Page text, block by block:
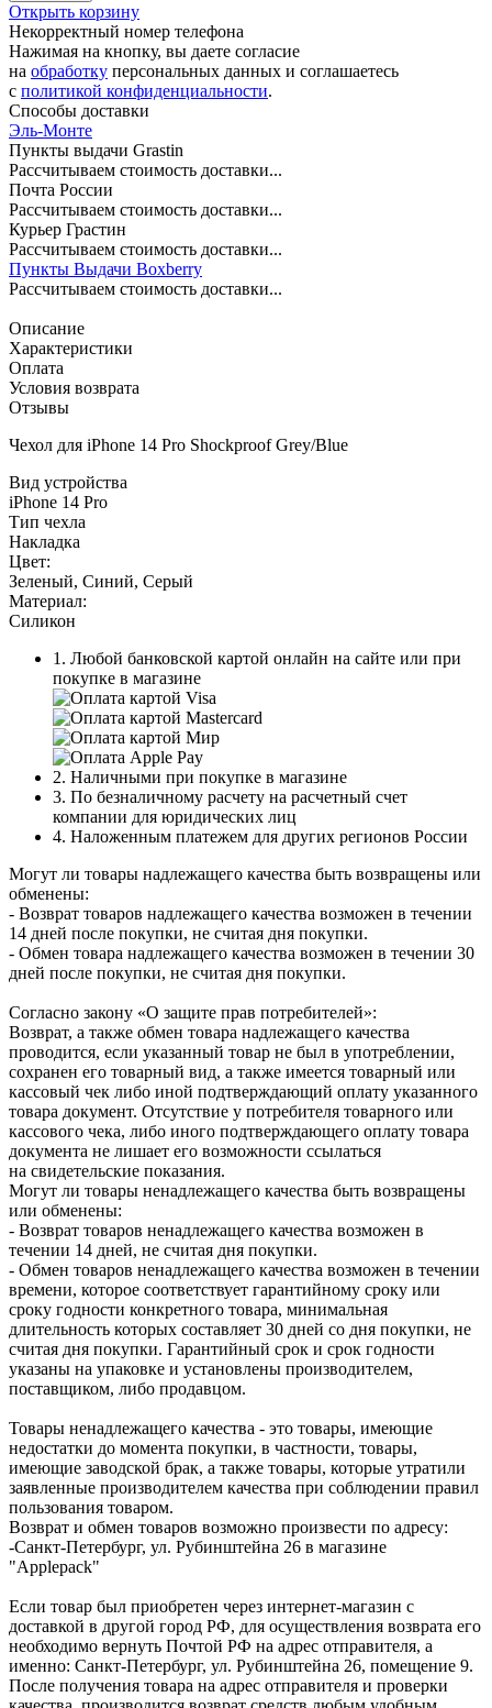
Открыть корзину
Некорректный номер телефона
Нажимая на кнопку, вы даете согласие
на обработку персональных данных и соглашаетесь
c политикой конфиденциальности.
Способы доставки
Эль-Монте
Пункты выдачи Grastin
Рассчитываем стоимость доставки...
Почта России
Рассчитываем стоимость доставки...
Курьер Грастин
Рассчитываем стоимость доставки...
Пункты Выдачи Boxberry
Рассчитываем стоимость доставки...
Описание
Характеристики
Оплата
Условия возврата
Отзывы
Чехол для iPhone 14 Pro Shockproof Grey/Blue
Вид устройства
iPhone 14 Pro
Тип чехла
Накладка
Цвет:
Зеленый, Синий, Серый
Материал:
Силикон
1. Любой банковской картой онлайн на сайте или при
покупке в магазине
2. Наличными при покупке в магазине
3. По безналичному расчету на расчетный счет
компании для юридических лиц
4. Наложенным платежем для других регионов России
Могут ли товары надлежащего качества быть возвращены или
обменены:
- Возврат товаров надлежащего качества возможен в течении
14 дней после покупки, не считая дня покупки.
- Обмен товара надлежащего качества возможен в течении 30
дней после покупки, не считая дня покупки.
Согласно закону «О защите прав потребителей»:
Возврат, а также обмен товара надлежащего качества
проводится, если указанный товар не был в употреблении,
сохранен его товарный вид, а также имеется товарный или
кассовый чек либо иной подтверждающий оплату указанного
товара документ. Отсутствие у потребителя товарного или
кассового чека, либо иного подтверждающего оплату товара
документа не лишает его возможности ссылаться
на свидетельские показания.
Могут ли товары ненадлежащего качества быть возвращены
или обменены:
- Возврат товаров ненадлежащего качества возможен в
течении 14 дней, не считая дня покупки.
- Обмен товаров ненадлежащего качества возможен в течении
времени, которое соответствует гарантийному сроку или
сроку годности конкретного товара, минимальная
длительность которых составляет 30 дней со дня покупки, не
считая дня покупки. Гарантийный срок и срок годности
указаны на упаковке и установлены производителем,
поставщиком, либо продавцом.
Товары ненадлежащего качества - это товары, имеющие
недостатки до момента покупки, в частности, товары,
имеющие заводской брак, а также товары, которые утратили
заявленные производителем качества при соблюдении правил
пользования товаром.
Возврат и обмен товаров возможно произвести по адресу:
-Санкт-Петербург, ул. Рубинштейна 26 в магазине
"Applepack"
Если товар был приобретен через интернет-магазин с
доставкой в другой город РФ, для осуществления возврата его
необходимо вернуть Почтой РФ на адрес отправителя, а
именно: Санкт-Петербург, ул. Рубинштейна 26, помещение 9.
После получения товара на адрес отправителя и проверки